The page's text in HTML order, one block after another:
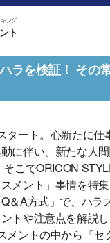
ング
ト
ラを検証！ その
タート。心新たに仕
に伴い、新たな人
こでORICON
メント」事情を特
＆A方式」で、ハラ
トや注意点を解説
メントの中から『セ